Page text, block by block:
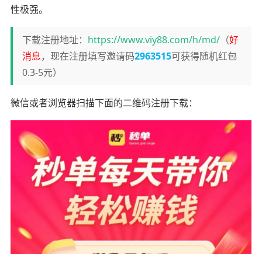
性极强。
下载注册地址： https://www.viy88.com/h/md/（好
消息，现在注册填写邀请码2963515可获得随机红包
0.3-5元）
微信或者浏览器扫描下面的二维码注册下载：